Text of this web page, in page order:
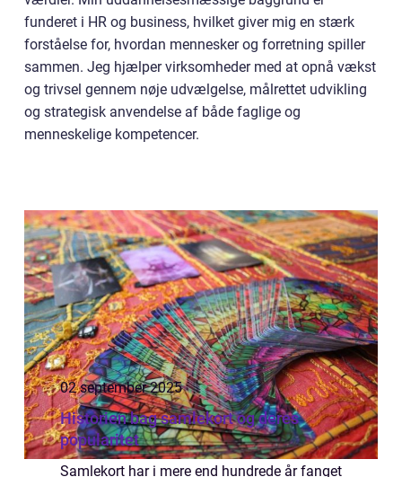
funderet i HR og business, hvilket giver mig en stærk
forståelse for, hvordan mennesker og forretning spiller
sammen. Jeg hjælper virksomheder med at opnå vækst
og trivsel gennem nøje udvælgelse, målrettet udvikling
og strategisk anvendelse af både faglige og
menneskelige kompetencer.
02 september 2025
Historien bag samlekort og deres
popularitet
Samlekort har i mere end hundrede år fanget